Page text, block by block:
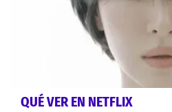
QUÉ VER EN NETFLIX